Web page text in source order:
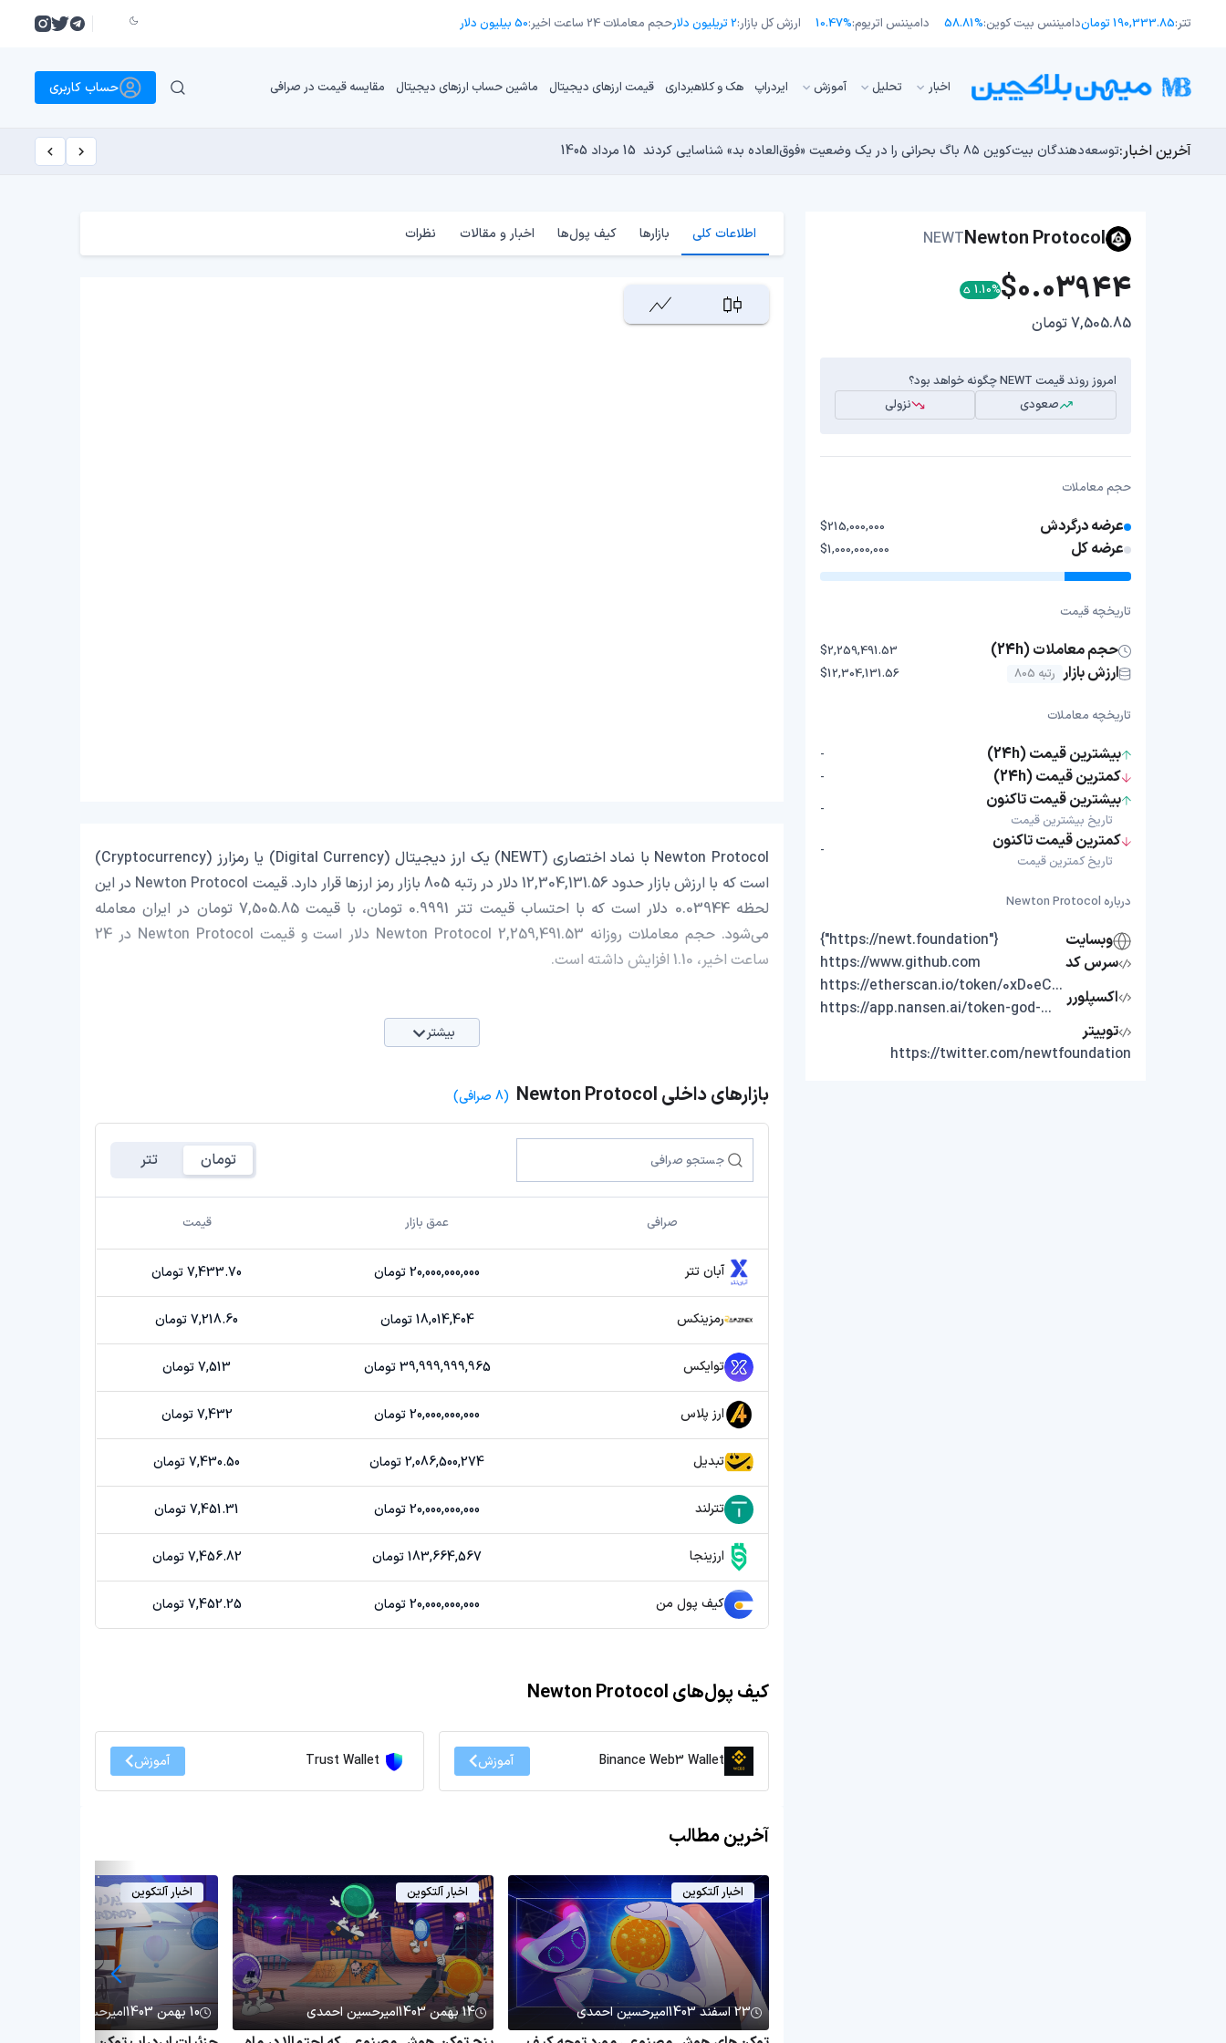
تتر:190,333.85 تومان دامیننس بیت کوین:58.81% دامیننس اتریوم:10.47% ارزش کل بازار:2 تریلیون دلار حجم معاملات 24 ساعت اخیر: 50 بیلیون دلار
اﺧﺒﺎر تحلیل آموزش ایردراپ هک و کلاهبرداری قیمت ارزهای دیجیتال ماشین حساب ارزهای دیجیتال مقایسه قیمت در صرافی حساب کاربری
آخرین اخبار:توسعه‌دهندگان بیت‌کوین ۸۵ باگ بحرانی را در یک وضعیت «فوق‌العاده بد» شناسایی کردند 15 مرداد 1405 اوج‌گیری طلا با تقاضای چین؛ چرا قیمت بیت کوین در ۶۴ هزار دلار درجا می‌زند؟ 15 مرداد 1405
بدترین نمودار برای گاوهای بیت کوین؛ آیا دوران رالی‌های نجومی به پایان رسیده است؟ 14 مرداد 1405 انتقال ۶۶ میلیون دلاری بیت کوین توسط مایکرواستراتژی؛ آیا فشار فروش جدیدی در راه است؟ 14 مرداد 1405 یک نقشه راه کوانتومی، بیت‌کوین را بسیار بالاتر خواهد برد 13 مرداد 1405
Newton Protocol
NEWT
$0.03944
1.10%
7,505.85 تومان
امروز روند قیمت NEWT چگونه خواهد بود؟
صعودی
نزولی
حجم معاملات
عرضه درگردش $215,000,000
عرضه کل $1,000,000,000
تاریخچه قیمت
حجم معاملات (24h) $2,259,491.53
ارزش بازار رتبه 805 $12,304,131.56
تاریخچه معاملات
بیشترین قیمت (24h) -
کمترین قیمت (24h) -
بیشترین قیمت تاکنون
تاریخ بیشترین قیمت
-
کمترین قیمت تاکنون
تاریخ کمترین قیمت
-
درباره Newton Protocol
وبسایت
{"https://newt.foundation"}
سرس کد
https://www.github.com
اکسپلورر
https://etherscan.io/token/0xD0eC028a3D21533Fdd200838F39c85B03679285D
https://app.nansen.ai/token-god-mode?chain=ethereum&tab=transactions&tokenAddress=0xD0eC028a3D21533Fdd200838F39c85B03679285D
توییتر
https://twitter.com/newtfoundation
اطلاعات کلی بازارها کیف پول‌ها اخبار و مقالات نظرات
Newton Protocol با نماد اختصاری (NEWT) یک ارز دیجیتال (Digital Currency) یا رمزارز (Cryptocurrency)
است که با ارزش بازار حدود 12,304,131.56 دلار در رتبه 805 بازار رمز ارزها قرار دارد. قیمت Newton Protocol در این
لحظه 0.03944 دلار است که با احتساب قیمت تتر 0.9991 تومان، با قیمت 7,505.85 تومان در ایران معامله
می‌شود. حجم معاملات روزانه Newton Protocol 2,259,491.53 دلار است و قیمت Newton Protocol در 24
ساعت اخیر، 1.10 افزایش داشته است.
بیشتر
بازارهای داخلی Newton Protocol (8 صرافی)
تومان تتر
صرافی عمق بازار قیمت
آبان تتر 20,000,000,000 تومان 7,433.70 تومان
رمزینکس 18,014,404 تومان 7,218.60 تومان
توایکس 39,999,999,965 تومان 7,513 تومان
ارز پلاس 20,000,000,000 تومان 7,432 تومان
تبدیل 2,086,500,274 تومان 7,430.50 تومان
تترلند 20,000,000,000 تومان 7,451.31 تومان
ارزینجا 183,664,567 تومان 7,456.82 تومان
کیف پول من 20,000,000,000 تومان 7,452.25 تومان
کیف پول‌های Newton Protocol
Binance Web3 Wallet آموزش Trust Wallet آموزش
آخرین مطالب
اخبار آلتکوین
23 اسفند 1403 امیرحسین احمدی
اخبار آلتکوین
14 بهمن 1403 امیرحسین احمدی
اخبار آلتکوین
10 بهمن 1403 امیرحسین احمدی